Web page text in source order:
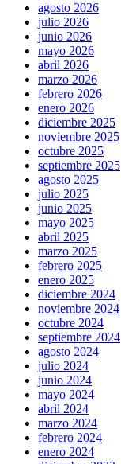
agosto 2026
julio 2026
junio 2026
mayo 2026
abril 2026
marzo 2026
febrero 2026
enero 2026
diciembre 2025
noviembre 2025
octubre 2025
septiembre 2025
agosto 2025
julio 2025
junio 2025
mayo 2025
abril 2025
marzo 2025
febrero 2025
enero 2025
diciembre 2024
noviembre 2024
octubre 2024
septiembre 2024
agosto 2024
julio 2024
junio 2024
mayo 2024
abril 2024
marzo 2024
febrero 2024
enero 2024